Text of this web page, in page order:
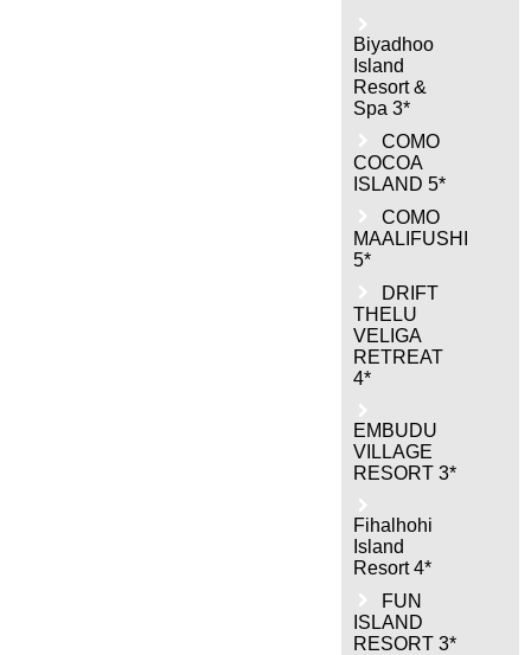
Biyadhoo
Island
Resort &
Spa 3*
COMO
COCOA
ISLAND 5*
COMO
MAALIFUSHI
5*
DRIFT
THELU
VELIGA
RETREAT
4*
EMBUDU
VILLAGE
RESORT 3*
Fihalhohi
Island
Resort 4*
FUN
ISLAND
RESORT 3*